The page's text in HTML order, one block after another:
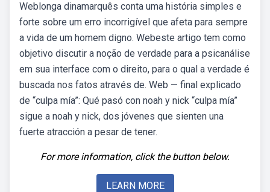
Weblonga dinamarquês conta uma história simples e
forte sobre um erro incorrigível que afeta para sempre
a vida de um homem digno. Webeste artigo tem como
objetivo discutir a noção de verdade para a psicanálise
em sua interface com o direito, para o qual a verdade é
buscada nos fatos através de. Web — final explicado
de “culpa mía”: Qué pasó con noah y nick “culpa mía”
sigue a noah y nick, dos jóvenes que sienten una
fuerte atracción a pesar de tener.
For more information, click the button below.
LEARN MORE